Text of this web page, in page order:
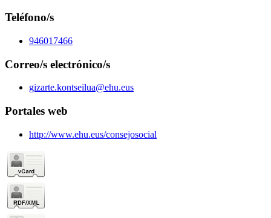
Teléfono/s
946017466
Correo/s electrónico/s
gizarte.kontseilua@ehu.eus
Portales web
http://www.ehu.eus/consejosocial